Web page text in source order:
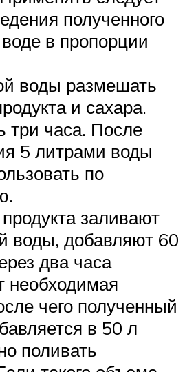
полученного
в пропорции
воды размешать
и сахара.
три часа. После
5 литрами воды
по
продукта заливают
воды, добавляют 60
два часа
необходимая
чего полученный
в 50 л
поливать